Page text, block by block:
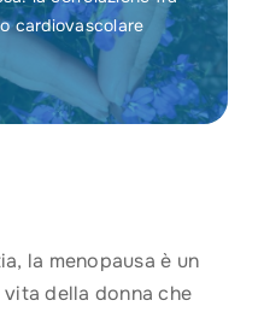
cardiovascolare
la menopausa è un
della donna che